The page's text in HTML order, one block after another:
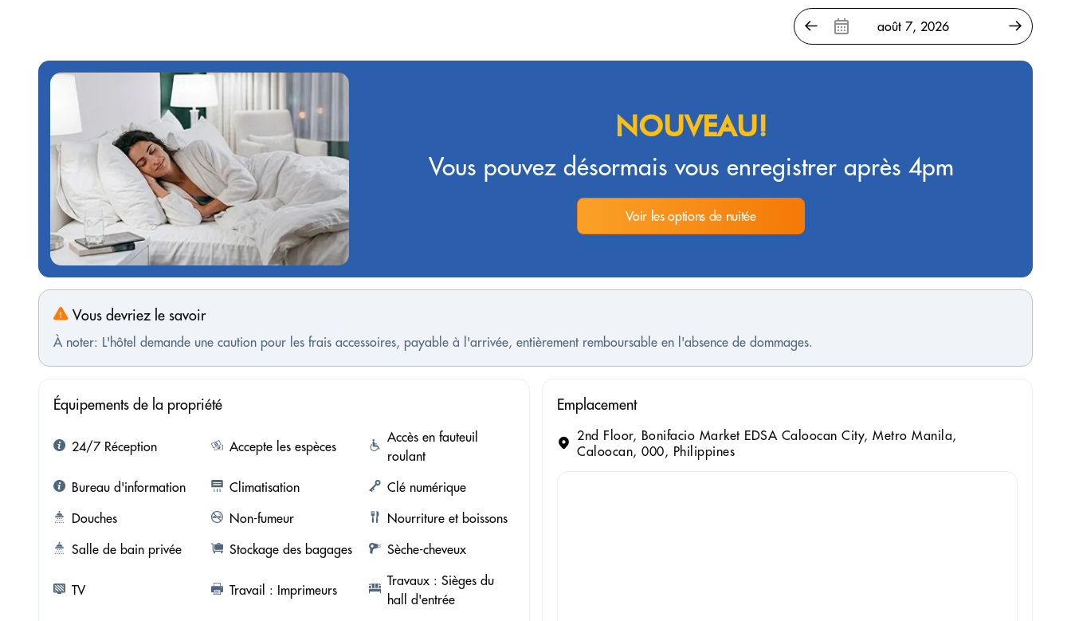
NOUVEAU!
Vous pouvez désormais vous enregistrer après 4pm
Voir les options de nuitée
Vous devriez le savoir
À noter: L'hôtel demande une caution pour les frais accessoires, payable à l'arrivée, entièrement remboursable en l'absence de dommages.
Équipements de la propriété
24/7 Réception Accepte les espèces
Accès en fauteuil
roulant
Bureau d'information
Climatisation
Clé numérique
Douches
Non-fumeur
Nourriture et boissons
Salle de bain privée
Stockage des bagages Sèche-cheveux
TV Travail : Imprimeurs
Travaux : Sièges du
hall d'entrée
Emplacement
2nd Floor, Bonifacio Market EDSA Caloocan City, Metro Manila,
Caloocan, 000, Philippines